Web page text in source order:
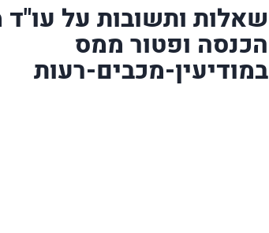
שאלות ותשובות על
הכנסה ופטור ממס
במודיעין-מכבים-רעות